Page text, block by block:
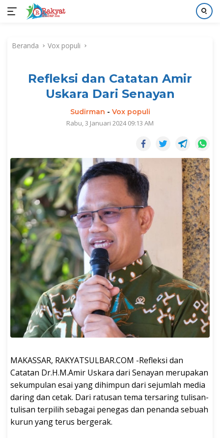
kontenBeranda Vox populi
Refleksi dan Catatan Amir
Uskara Dari Senayan
Sudirman - Vox populi
Rabu, 3 Januari 2024 09:13 AM
MAKASSAR, RAKYATSULBAR.COM -Refleksi dan
Catatan Dr.H.M.Amir Uskara dari Senayan merupakan
sekumpulan esai yang dihimpun dari sejumlah media
daring dan cetak. Dari ratusan tema tersaring tulisan-
tulisan terpilih sebagai penegas dan penanda sebuah
kurun yang terus bergerak.